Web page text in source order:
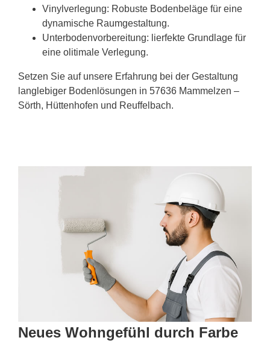
Vinylverlegung: Robuste Bodenbeläge für eine
dynamische Raumgestaltung.
Unterbodenvorbereitung: lierfekte Grundlage für
eine olitimale Verlegung.
Setzen Sie auf unsere Erfahrung bei der Gestaltung
langlebiger Bodenlösungen in 57636 Mammelzen –
Sörth, Hüttenhofen und Reuffelbach.
Neues Wohngefühl durch Farbe